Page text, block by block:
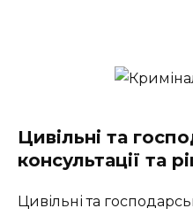
Цивільні та
консультації та
Цивільні та